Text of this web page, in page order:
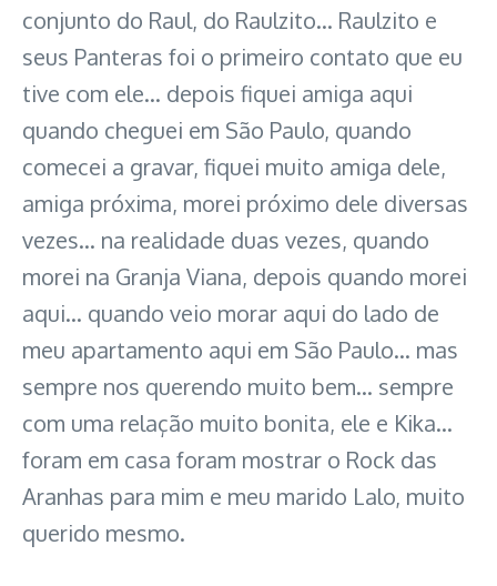
conjunto do Raul, do Raulzito… Raulzito e
seus Panteras foi o primeiro contato que eu
tive com ele… depois fiquei amiga aqui
quando cheguei em São Paulo, quando
comecei a gravar, fiquei muito amiga dele,
amiga próxima, morei próximo dele diversas
vezes… na realidade duas vezes, quando
morei na Granja Viana, depois quando morei
aqui… quando veio morar aqui do lado de
meu apartamento aqui em São Paulo… mas
sempre nos querendo muito bem… sempre
com uma relação muito bonita, ele e Kika…
foram em casa foram mostrar o Rock das
Aranhas para mim e meu marido Lalo, muito
querido mesmo.